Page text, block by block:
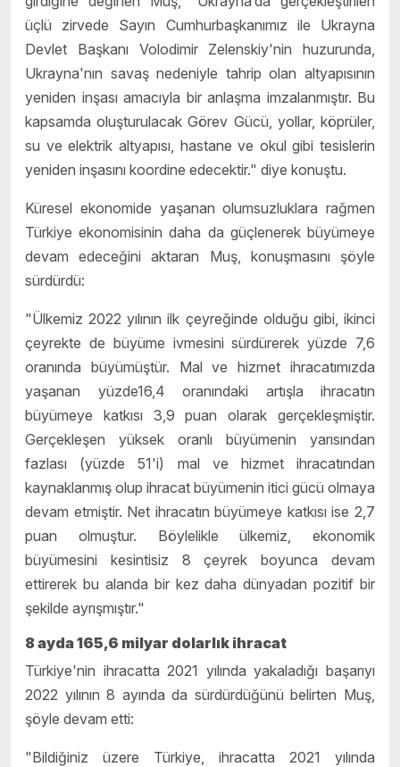
üçlü zirvede Sayın Cumhurbaşkanımız ile Ukrayna
Devlet Başkanı Volodimir Zelenskiy'nin huzurunda,
Ukrayna'nın savaş nedeniyle tahrip olan altyapısının
yeniden inşası amacıyla bir anlaşma imzalanmıştır. Bu
kapsamda oluşturulacak Görev Gücü, yollar, köprüler,
su ve elektrik altyapısı, hastane ve okul gibi tesislerin
yeniden inşasını koordine edecektir." diye konuştu.
Küresel ekonomide yaşanan olumsuzluklara rağmen
Türkiye ekonomisinin daha da güçlenerek büyümeye
devam edeceğini aktaran Muş, konuşmasını şöyle
sürdürdü:
"Ülkemiz 2022 yılının ilk çeyreğinde olduğu gibi, ikinci
çeyrekte de büyüme ivmesini sürdürerek yüzde 7,6
oranında büyümüştür. Mal ve hizmet ihracatımızda
yaşanan yüzde16,4 oranındaki artışla ihracatın
büyümeye katkısı 3,9 puan olarak gerçekleşmiştir.
Gerçekleşen yüksek oranlı büyümenin yarısından
fazlası (yüzde 51'i) mal ve hizmet ihracatından
kaynaklanmış olup ihracat büyümenin itici gücü olmaya
devam etmiştir. Net ihracatın büyümeye katkısı ise 2,7
puan olmuştur. Böylelikle ülkemiz, ekonomik
büyümesini kesintisiz 8 çeyrek boyunca devam
ettirerek bu alanda bir kez daha dünyadan pozitif bir
şekilde ayrışmıştır."
8 ayda 165,6 milyar dolarlık ihracat
Türkiye'nin ihracatta 2021 yılında yakaladığı başarıyı
2022 yılının 8 ayında da sürdürdüğünü belirten Muş,
şöyle devam etti:
"Bildiğiniz üzere Türkiye, ihracatta 2021 yılında